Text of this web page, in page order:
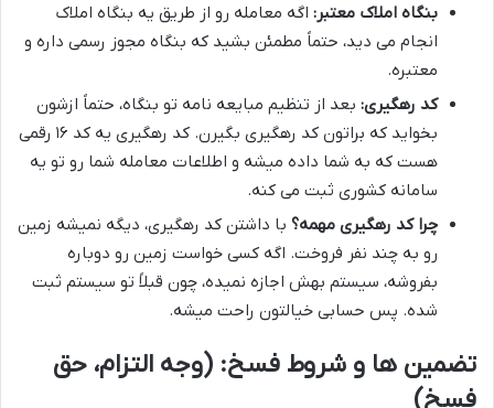
بنگاه املاک معتبر: اگه معامله رو از طریق یه بنگاه املاک
انجام می دید، حتماً مطمئن بشید که بنگاه مجوز رسمی داره و
معتبره.
کد رهگیری: بعد از تنظیم مبایعه نامه تو بنگاه، حتماً ازشون
بخواید که براتون کد رهگیری بگیرن. کد رهگیری یه کد ۱۶ رقمی
هست که به شما داده میشه و اطلاعات معامله شما رو تو یه
سامانه کشوری ثبت می کنه.
چرا کد رهگیری مهمه؟ با داشتن کد رهگیری، دیگه نمیشه زمین
رو به چند نفر فروخت. اگه کسی خواست زمین رو دوباره
بفروشه، سیستم بهش اجازه نمیده، چون قبلاً تو سیستم ثبت
شده. پس حسابی خیالتون راحت میشه.
تضمین ها و شروط فسخ: (وجه التزام، حق
فسخ)